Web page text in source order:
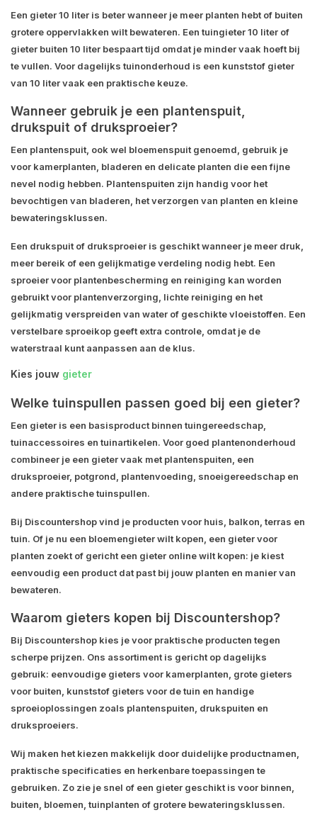
Een gieter 10 liter is beter wanneer je meer planten hebt of buiten
grotere oppervlakken wilt bewateren. Een tuingieter 10 liter of
gieter buiten 10 liter bespaart tijd omdat je minder vaak hoeft bij
te vullen. Voor dagelijks tuinonderhoud is een kunststof gieter
van 10 liter vaak een praktische keuze.
Wanneer gebruik je een plantenspuit,
drukspuit of druksproeier?
Een plantenspuit, ook wel bloemenspuit genoemd, gebruik je
voor kamerplanten, bladeren en delicate planten die een fijne
nevel nodig hebben. Plantenspuiten zijn handig voor het
bevochtigen van bladeren, het verzorgen van planten en kleine
bewateringsklussen.
Een drukspuit of druksproeier is geschikt wanneer je meer druk,
meer bereik of een gelijkmatige verdeling nodig hebt. Een
sproeier voor plantenbescherming en reiniging kan worden
gebruikt voor plantenverzorging, lichte reiniging en het
gelijkmatig verspreiden van water of geschikte vloeistoffen. Een
verstelbare sproeikop geeft extra controle, omdat je de
waterstraal kunt aanpassen aan de klus.
Kies jouw gieter
Welke tuinspullen passen goed bij een gieter?
Een gieter is een basisproduct binnen tuingereedschap,
tuinaccessoires en tuinartikelen. Voor goed plantenonderhoud
combineer je een gieter vaak met plantenspuiten, een
druksproeier, potgrond, plantenvoeding, snoeigereedschap en
andere praktische tuinspullen.
Bij Discountershop vind je producten voor huis, balkon, terras en
tuin. Of je nu een bloemengieter wilt kopen, een gieter voor
planten zoekt of gericht een gieter online wilt kopen: je kiest
eenvoudig een product dat past bij jouw planten en manier van
bewateren.
Waarom gieters kopen bij Discountershop?
Bij Discountershop kies je voor praktische producten tegen
scherpe prijzen. Ons assortiment is gericht op dagelijks
gebruik: eenvoudige gieters voor kamerplanten, grote gieters
voor buiten, kunststof gieters voor de tuin en handige
sproeioplossingen zoals plantenspuiten, drukspuiten en
druksproeiers.
Wij maken het kiezen makkelijk door duidelijke productnamen,
praktische specificaties en herkenbare toepassingen te
gebruiken. Zo zie je snel of een gieter geschikt is voor binnen,
buiten, bloemen, tuinplanten of grotere bewateringsklussen.